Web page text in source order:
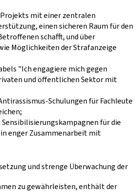
mit einer zentralen
einen sicheren Raum für den
schafft, und über
Möglichkeiten der Strafanzeige
"Ich engagiere mich gegen
und öffentlichen Sektor mit
Schulungen für Fachleute
für die
enger Zusammenarbeit mit
und strenge Überwachung der
zu gewährleisten, enthält der